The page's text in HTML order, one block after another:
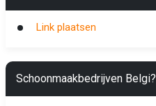
Link plaatsen
Schoonmaakbedrijven Belgi?